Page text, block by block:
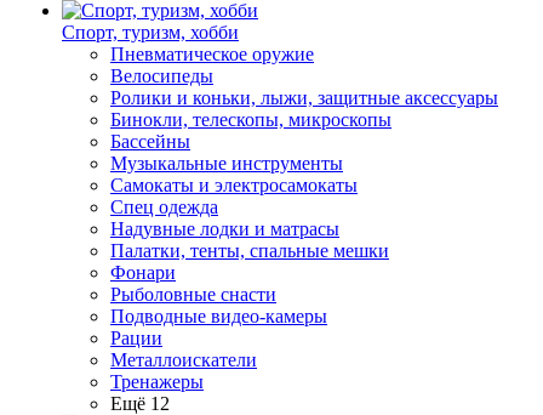
Спорт, туризм, хобби
Пневматическое оружие
Велосипеды
Ролики и коньки, лыжи, защитные аксессуары
Бинокли, телескопы, микроскопы
Бассейны
Музыкальные инструменты
Самокаты и электросамокаты
Спец одежда
Надувные лодки и матрасы
Палатки, тенты, спальные мешки
Фонари
Рыболовные снасти
Подводные видео-камеры
Рации
Металлоискатели
Тренажеры
Ещё 12